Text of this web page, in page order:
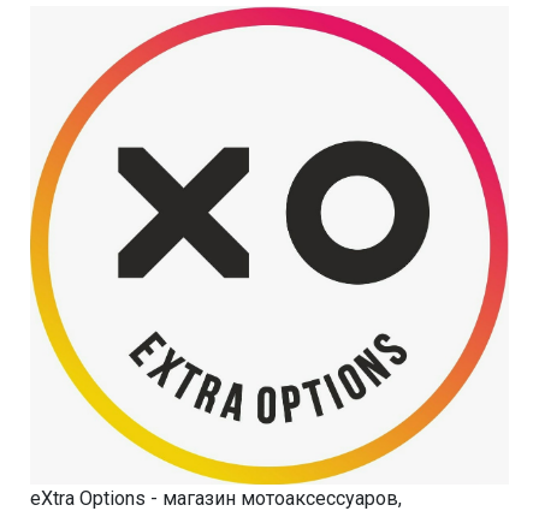
eXtra Options - магазин мотоаксессуаров,